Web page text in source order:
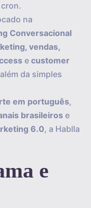
na
Conversacional
vendas,
e customer
da simples
em português,
brasileiros e
6.0, a Hablla
e